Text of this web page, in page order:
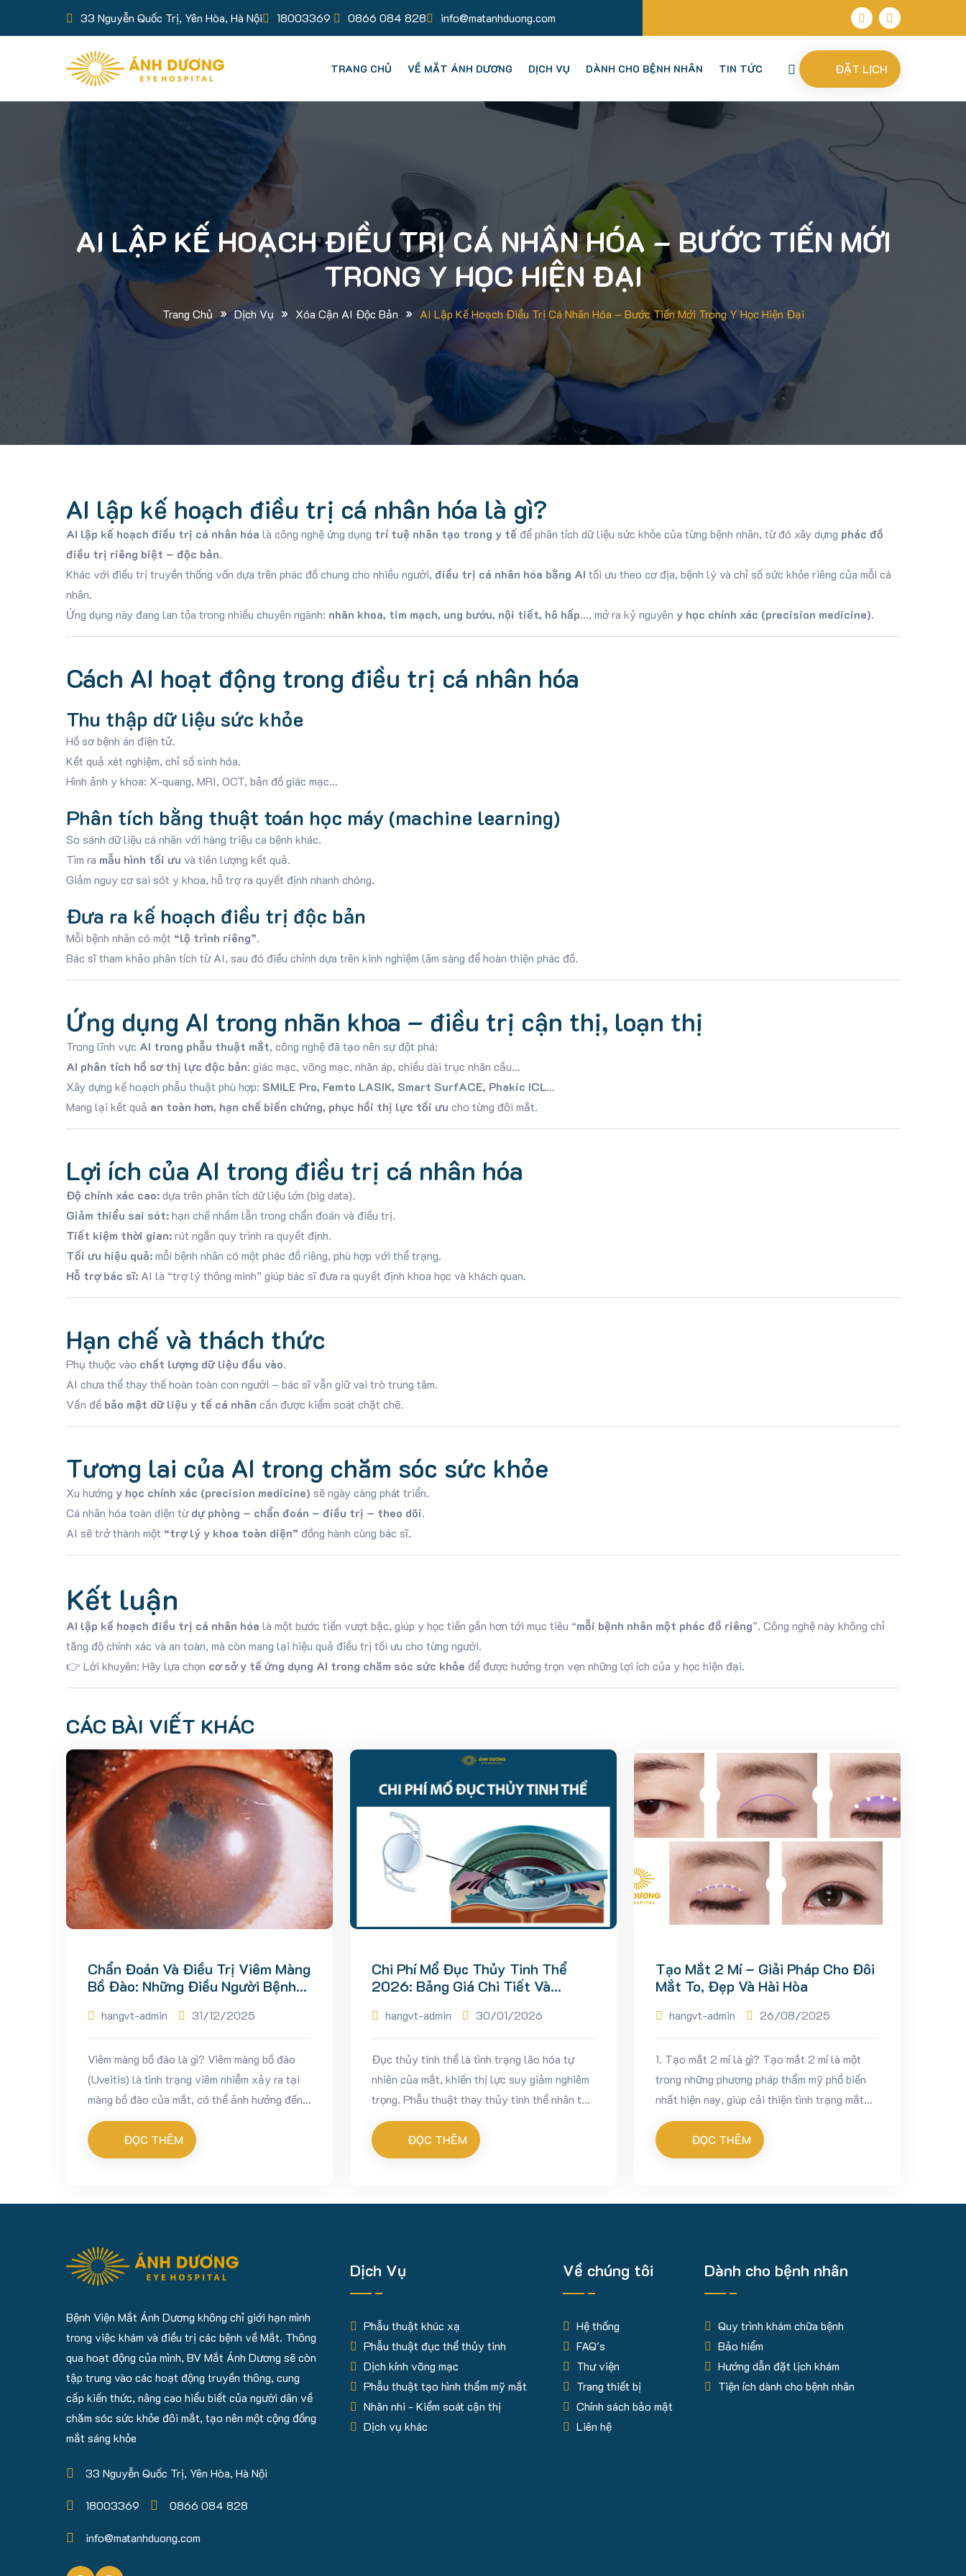
33 Nguyễn Quốc Trị, Yên Hòa, Hà Nội 18003369 0866 084 828 info@matanhduong.com
TRANG CHỦ VỀ MẮT ÁNH DƯƠNG DỊCH VỤ DÀNH CHO BỆNH NHÂN TIN TỨC ĐẶT LỊCH
AI LẬP KẾ HOẠCH ĐIỀU TRỊ CÁ NHÂN HÓA – BƯỚC TIẾN MỚI
TRONG Y HỌC HIỆN ĐẠI
Trang Chủ » Dịch Vụ » Xóa Cận AI Độc Bản » AI Lập Kế Hoạch Điều Trị Cá Nhân Hóa – Bước Tiến Mới Trong Y Học Hiện Đại
AI lập kế hoạch điều trị cá nhân hóa là gì?
AI lập kế hoạch điều trị cá nhân hóa là công nghệ ứng dụng trí tuệ nhân tạo trong y tếđể phân tích dữ liệu sức khỏe của từng bệnh nhân, từ đó xây dựng phác đồ
điều trị riêng biệt – độc bản.
Khác với điều trị truyền thống vốn dựa trên phác đồ chung cho nhiều người, điều trị cá nhân hóa bằng AI tối ưu theo cơ địa, bệnh lý và chỉ số sức khỏe riêng của mỗi cá
nhân.
Ứng dụng này đang lan tỏa trong nhiều chuyên ngành: nhãn khoa, tim mạch, ung bướu, nội tiết, hô hấp…, mở ra kỷ nguyên y học chính xác (precision medicine).
Cách AI hoạt động trong điều trị cá nhân hóa
Thu thập dữ liệu sức khỏe
Hồ sơ bệnh án điện tử.
Kết quả xét nghiệm, chỉ số sinh hóa.
Hình ảnh y khoa: X-quang, MRI, OCT, bản đồ giác mạc…
Phân tích bằng thuật toán học máy (machine learning)
So sánh dữ liệu cá nhân với hàng triệu ca bệnh khác.
Tìm ra mẫu hình tối ưu và tiên lượng kết quả.
Giảm nguy cơ sai sót y khoa, hỗ trợ ra quyết định nhanh chóng.
Đưa ra kế hoạch điều trị độc bản
Mỗi bệnh nhân có một “lộ trình riêng”.
Bác sĩ tham khảo phân tích từ AI, sau đó điều chỉnh dựa trên kinh nghiệm lâm sàng để hoàn thiện phác đồ.
Ứng dụng AI trong nhãn khoa – điều trị cận thị, loạn thị
Trong lĩnh vực AI trong phẫu thuật mắt, công nghệ đã tạo nên sự đột phá:
AI phân tích hồ sơ thị lực độc bản: giác mạc, võng mạc, nhãn áp, chiều dài trục nhãn cầu…
Xây dựng kế hoạch phẫu thuật phù hợp: SMILE Pro, Femto LASIK, Smart SurfACE, Phakic ICL…
Mang lại kết quả an toàn hơn, hạn chế biến chứng, phục hồi thị lực tối ưu cho từng đôi mắt.
Lợi ích của AI trong điều trị cá nhân hóa
Độ chính xác cao:dựa trên phân tích dữ liệu lớn (big data).
Giảm thiểu sai sót:hạn chế nhầm lẫn trong chẩn đoán và điều trị.
Tiết kiệm thời gian:rút ngắn quy trình ra quyết định.
Tối ưu hiệu quả:mỗi bệnh nhân có một phác đồ riêng, phù hợp với thể trạng.
Hỗ trợ bác sĩ:AI là “trợ lý thông minh” giúp bác sĩ đưa ra quyết định khoa học và khách quan.
Hạn chế và thách thức
Phụ thuộc vào chất lượng dữ liệu đầu vào.
AI chưa thể thay thế hoàn toàn con người – bác sĩ vẫn giữ vai trò trung tâm.
Vấn đề bảo mật dữ liệu y tế cá nhân cần được kiểm soát chặt chẽ.
Tương lai của AI trong chăm sóc sức khỏe
Xu hướng y học chính xác (precision medicine) sẽ ngày càng phát triển.
Cá nhân hóa toàn diện từdự phòng – chẩn đoán – điều trị – theo dõi.
AI sẽ trở thành một “trợ lý y khoa toàn diện” đồng hành cùng bác sĩ.
Kết luận
AI lập kế hoạch điều trị cá nhân hóa là một bước tiến vượt bậc, giúp y học tiến gần hơn tới mục tiêu “mỗi bệnh nhân một phác đồ riêng”. Công nghệ này không chỉ
tăng độ chính xác và an toàn, mà còn mang lại hiệu quả điều trị tối ưu cho từng người.
👉 Lời khuyên: Hãy lựa chọn cơ sở y tế ứng dụng AI trong chăm sóc sức khỏe để được hưởng trọn vẹn những lợi ích của y học hiện đại.
CÁC BÀI VIẾT KHÁC
Chẩn Đoán Và Điều Trị Viêm Màng
Bồ Đào: Những Điều Người Bệnh
hangvt-admin 31/12/2025
Viêm màng bồ đào là gì? Viêm màng bồ đào
(Uveitis) là tình trạng viêm nhiễm xảy ra tại
màng bồ đào của mắt, có thể ảnh hưởng đến
mống mắt, thể mi, hắc mạc và các cấu trúc...
ĐỌC THÊM
Chi Phí Mổ Đục Thủy Tinh Thể
2026: Bảng Giá Chi Tiết Và
hangvt-admin 30/01/2026
Đục thủy tinh thể là tình trạng lão hóa tự
nhiên của mắt, khiến thị lực suy giảm nghiêm
trọng. Phẫu thuật thay thủy tinh thể nhân tạo
(Phaco) là giải pháp duy nhất để phục hồi ánh
sáng....
ĐỌC THÊM
Tạo Mắt 2 Mí – Giải Pháp Cho Đôi
Mắt To, Đẹp Và Hài Hòa
hangvt-admin 26/08/2025
1. Tạo mắt 2 mí là gì? Tạo mắt 2 mí là một
trong những phương pháp thẩm mỹ phổ biến
nhất hiện nay, giúp cải thiện tình trạng mắt
một mí, mí lót hoặc mí không đều. Phẫu...
ĐỌC THÊM
Bệnh Viện Mắt Ánh Dương không chỉ giới hạn mình
trong việc khám và điều trị các bệnh về Mắt. Thông
qua hoạt động của mình, BV Mắt Ánh Dương sẽ còn
tập trung vào các hoạt động truyền thông, cung
cấp kiến thức, nâng cao hiểu biết của người dân về
chăm sóc sức khỏe đôi mắt, tạo nên một cộng đồng
mắt sáng khỏe
33 Nguyễn Quốc Trị, Yên Hòa, Hà Nội
18003369 0866 084 828
info@matanhduong.com
Dịch Vụ
Phẫu thuật khúc xạ
Phẫu thuật đục thể thủy tinh
Dịch kính võng mạc
Phẫu thuật tạo hình thẩm mỹ mắt
Nhãn nhi - Kiểm soát cận thị
Dịch vụ khác
Về chúng tôi
Hệ thống
FAQ's
Thư viện
Trang thiết bị
Chính sách bảo mật
Liên hệ
Dành cho bệnh nhân
Quy trình khám chữa bệnh
Bảo hiểm
Hướng dẫn đặt lịch khám
Tiện ích dành cho bệnh nhân